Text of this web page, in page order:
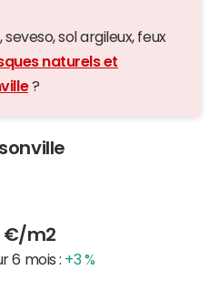
sol argileux, feux
naturels et
?
€/m2
6 mois : +3 %